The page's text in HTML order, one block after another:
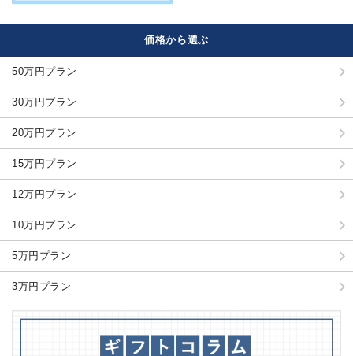
価格から選ぶ
50万円プラン
30万円プラン
20万円プラン
15万円プラン
12万円プラン
10万円プラン
5万円プラン
3万円プラン